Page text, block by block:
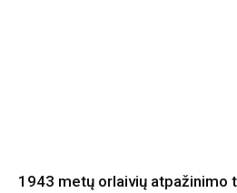
1943 metų orlaivių atpažinimo